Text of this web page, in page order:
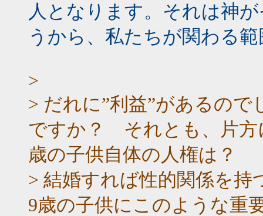
人となります。それは神
うから、私たちが関わる
>
> だれに”利益”があるの
ですか？ それとも、片
歳の子供自体の人権は？
> 結婚すれば性的関係を
9歳の子供にこのような重